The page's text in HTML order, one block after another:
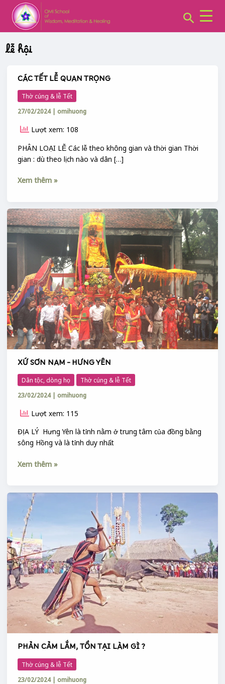
content
Search
lễ hội
CÁC TẾT LỄ QUAN TRỌNG
Thờ cúng & lễ Tết
27/02/2024 | omihuong
Lượt xem: 108
PHÂN LOẠI LỄ Các lễ theo không gian và thời gian Thời
gian : dù theo lịch nào và dân […]
CÁC
TẾT
LỄ
QUAN
TRỌNG
Xem thêm »
XỨ SƠN NAM – HƯNG YÊN
Dân tộc, dòng họ
Thờ cúng & lễ Tết
23/02/2024 | omihuong
Lượt xem: 115
ĐỊA LÝ Hưng Yên là tỉnh nằm ở trung tâm của đồng bằng
sông Hồng và là tỉnh duy nhất
XỨ
SƠN
NAM
Xem thêm »
PHẢN CẢM LẮM, TỒN TẠI LÀM GÌ ?
Thờ cúng & lễ Tết
23/02/2024 | omihuong
PHẢN
CẢM
LẮM,
TỒN
TẠI
LÀM
GÌ
?
CHUYÊN
MỤC: